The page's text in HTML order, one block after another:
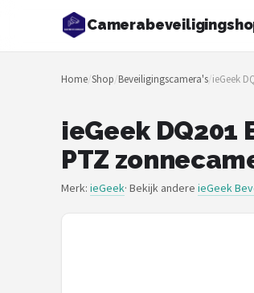
Zoeken
NAVIGATIE
Merken
Blog
Home/Shop/Beveiligingscamera's/ieGeek
ieGeek
PTZ
Merk: ieGeek· Bekijk andere ieGeek